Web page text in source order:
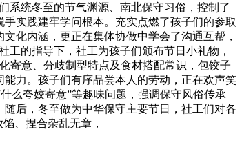
系统冬至的节气渊源、南北保守习俗，控制了
实践建牢学问根本。充实点燃了孩子们的参取
化内涵，更正在集体协做中学会了沟通互帮，
的指导下，社工为孩子们颁布节日小礼物，
寄意、分歧制型特点及食材搭配常识，包饺子
力。孩子们有序品尝本人的劳动，正在欢声笑
么夸姣寄意”等趣味问题，强调保守风俗传承
后，冬至做为中华保守主要节日，社工们对各
、捏合杂乱无章，